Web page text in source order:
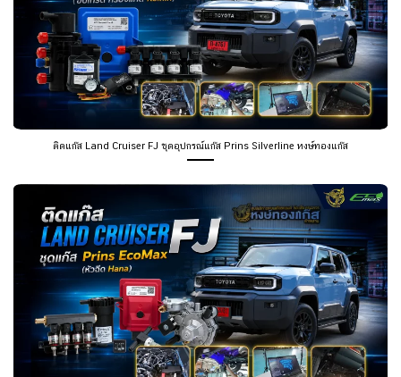
ติดแก๊ส Land Cruiser FJ ชุดอุปกรณ์แก๊ส Prins Silverline หงษ์ทองแก๊ส